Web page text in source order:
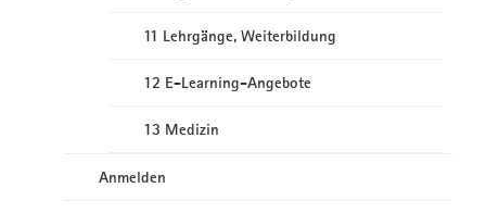
11 Lehrgänge, Weiterbildung
12 E-Learning-Angebote
13 Medizin
Anmelden